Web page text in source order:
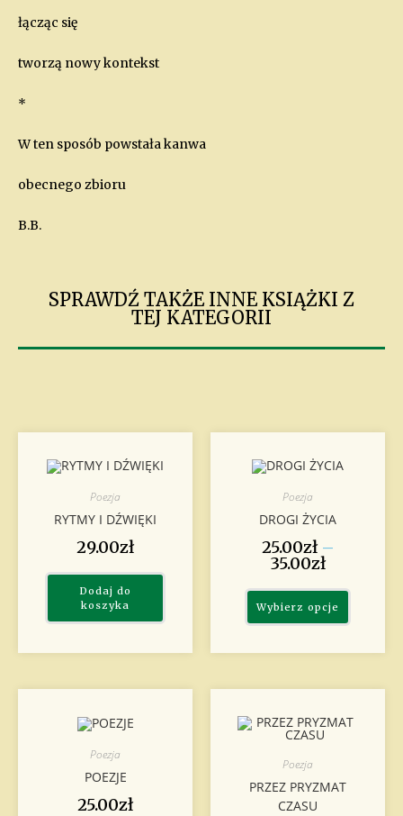
łącząc się
tworzą nowy kontekst
*
W ten sposób powstała kanwa
obecnego zbioru
B.B.
SPRAWDŹ TAKŻE INNE KSIĄŻKI Z
TEJ KATEGORII
Poezja
RYTMY I DŹWIĘKI
29.00zł
Dodaj do
koszyka
Poezja
DROGI ŻYCIA
25.00zł–
35.00zł
Wybierz opcje
Poezja
POEZJE
25.00zł
Poezja
PRZEZ PRYZMAT
CZASU